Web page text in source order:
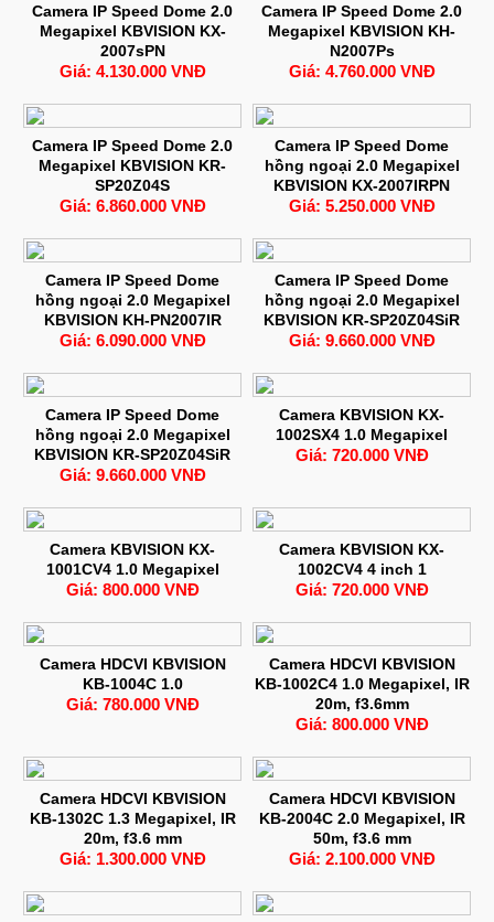
Camera IP Speed Dome 2.0
Megapixel KBVISION KX-
2007sPN
Giá: 4.130.000 VNĐ
Camera IP Speed Dome 2.0
Megapixel KBVISION KH-
N2007Ps
Giá: 4.760.000 VNĐ
Camera IP Speed Dome 2.0
Megapixel KBVISION KR-
SP20Z04S
Giá: 6.860.000 VNĐ
Camera IP Speed Dome
hồng ngoại 2.0 Megapixel
KBVISION KX-2007IRPN
Giá: 5.250.000 VNĐ
Camera IP Speed Dome
hồng ngoại 2.0 Megapixel
KBVISION KH-PN2007IR
Giá: 6.090.000 VNĐ
Camera IP Speed Dome
hồng ngoại 2.0 Megapixel
KBVISION KR-SP20Z04SiR
Giá: 9.660.000 VNĐ
Camera IP Speed Dome
hồng ngoại 2.0 Megapixel
KBVISION KR-SP20Z04SiR
Giá: 9.660.000 VNĐ
Camera KBVISION KX-
1002SX4 1.0 Megapixel
Giá: 720.000 VNĐ
Camera KBVISION KX-
1001CV4 1.0 Megapixel
Giá: 800.000 VNĐ
Camera KBVISION KX-
1002CV4 4 inch 1
Giá: 720.000 VNĐ
Camera HDCVI KBVISION
KB-1004C 1.0
Giá: 780.000 VNĐ
Camera HDCVI KBVISION
KB-1002C4 1.0 Megapixel, IR
20m, f3.6mm
Giá: 800.000 VNĐ
Camera HDCVI KBVISION
KB-1302C 1.3 Megapixel, IR
20m, f3.6 mm
Giá: 1.300.000 VNĐ
Camera HDCVI KBVISION
KB-2004C 2.0 Megapixel, IR
50m, f3.6 mm
Giá: 2.100.000 VNĐ